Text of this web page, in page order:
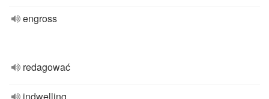
engross
redagować